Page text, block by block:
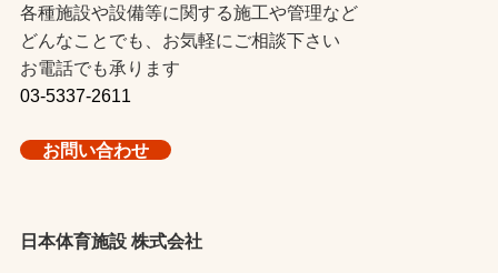
各種施設や設備等に関する施工や管理など
どんなことでも、お気軽にご相談下さい
お電話でも承ります
03-5337-2611
お問い合わせ
日本体育施設 株式会社